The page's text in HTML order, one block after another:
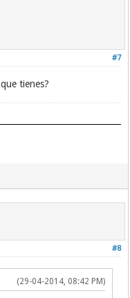
#7
tienes?
#8
(29-04-2014, 08:42 PM)